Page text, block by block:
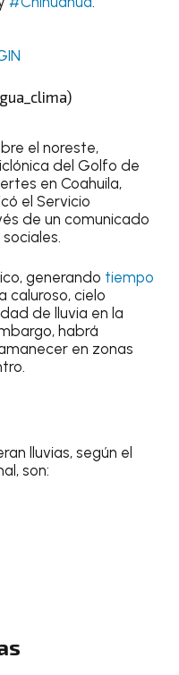
el noreste,
del Golfo de
en Coahuila,
el Servicio
de un comunicado
generando tiempo
caluroso, cielo
de lluvia en la
habrá
en zonas
lluvias, según el
son: